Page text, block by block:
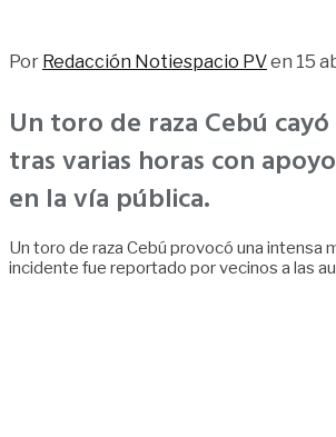
Por Redacción Notiespacio PVen 15
Un toro de raza Cebú
tras varias horas con
en la vía pública.
Un toro de raza Cebú provocó una intensa
incidente fue reportado por vecinos a las